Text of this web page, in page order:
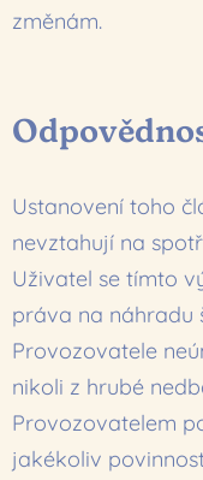
změnám.
Ustanovení toho
nevztahují na
Uživatel se tímto
práva na náhradu
Provozovatele
nikoli z hrubé
Provozovatelem
jakékoliv